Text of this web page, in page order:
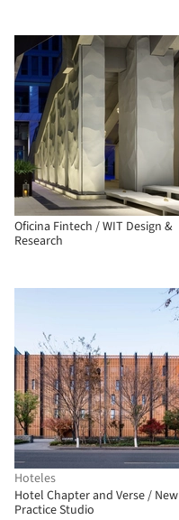
Oficina Fintech / WIT Design &
Research
Hoteles
Hotel Chapter and Verse / New
Practice Studio